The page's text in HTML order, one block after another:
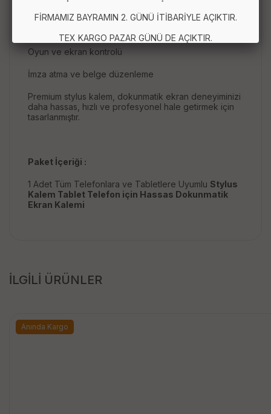
Oyun ve ekran kontrolü
İmza atma ve belge düzenleme
Premium stylus kalem, dokunmatik ekran deneyiminizi
daha hassas, hızlı ve profesyonel hale getirmek için
tasarlanmıştır.
Paket İçeriği :
1 Adet Tüm Telefonlara ve Tabletlere Uyumlu Stylus
Kalem Tablet Telefon için Hassas Dokunmatik
Ekran Kalemi
İLGİLİ ÜRÜNLER
Anında Kargo
FİRMAMIZ BAYRAMIN 2. GÜNÜ İTİBARİYLE AÇIKTIR.
TEX KARGO PAZAR GÜNÜ DE AÇIKTIR.